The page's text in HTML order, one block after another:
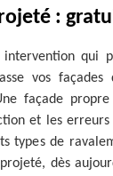
:
qui
vos
façade
et les
types de
dès